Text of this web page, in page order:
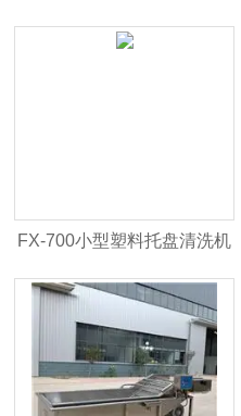
FX-700小型塑料托盘清洗机
洗筐机